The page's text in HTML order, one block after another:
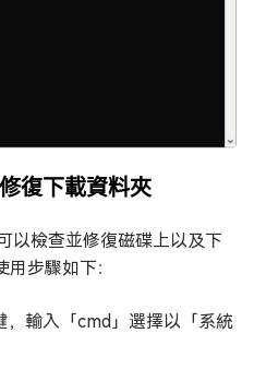
復下載資料夾
以檢查並修復磁碟上以及下
步驟如下：
，輸入「cmd」選擇以「系統